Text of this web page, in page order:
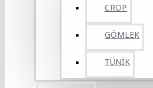
CROP
GÖMLEK
TÜNİK